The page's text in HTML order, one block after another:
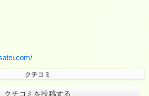
クチコミ
クチコミを投稿する